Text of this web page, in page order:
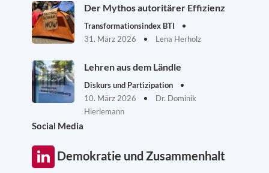
Der Mythos autoritärer Effizienz
Transformationsindex BTI
31. März 2026
Lena Herholz
Lehren aus dem Ländle
Diskurs und Partizipation
10. März 2026
Dr. Dominik
Hierlemann
Social Media
Demokratie und Zusammenhalt